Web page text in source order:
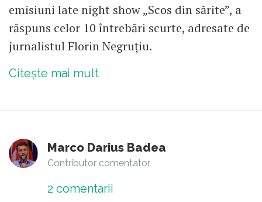
emisiuni late night show „Scos din sărite”, a
răspuns celor 10 întrebări scurte, adresate de
jurnalistul Florin Negruțiu.
Citește mai mult
Marco Darius Badea
Contributor comentator
2 comentarii